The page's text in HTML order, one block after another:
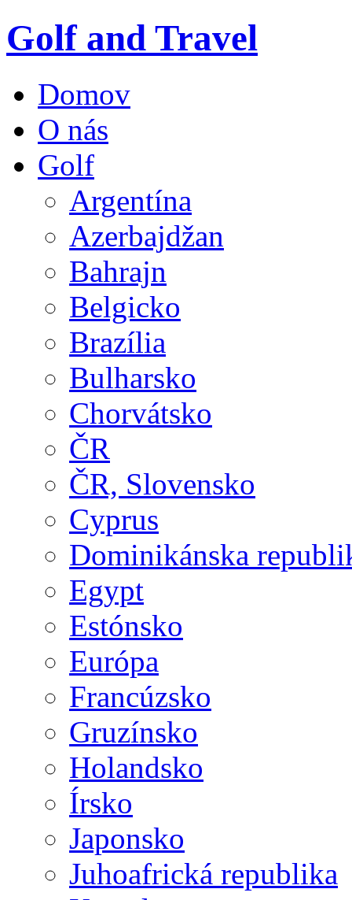
Golf and Travel
Domov
O nás
Golf
Argentína
Azerbajdžan
Bahrajn
Belgicko
Brazília
Bulharsko
Chorvátsko
ČR
ČR, Slovensko
Cyprus
Dominikánska
Egypt
Estónsko
Európa
Francúzsko
Gruzínsko
Holandsko
Írsko
Japonsko
Juhoafrická republika